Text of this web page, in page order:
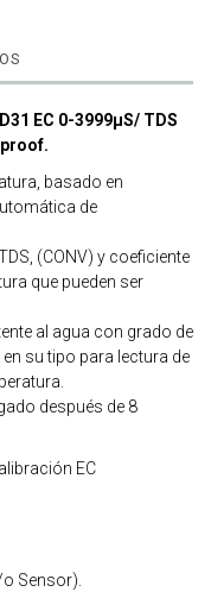
EC 0-3999µS/ TDS
basado en
de
(CONV) y coeficiente
que pueden ser
al agua con grado de
su tipo para lectura de
después de 8
EC
Sensor).